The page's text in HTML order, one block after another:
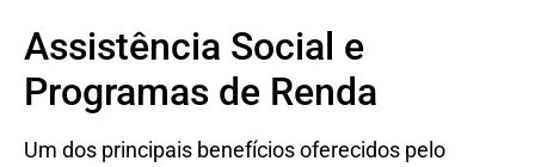
Assistência Social e
Programas de Renda
Um dos principais benefícios oferecidos pelo